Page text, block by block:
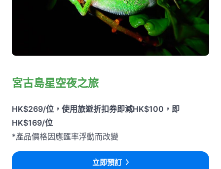
宮古島星空夜之旅
HK$269/位，使用旅遊折扣券即減HK$100，即
HK$169/位
*產品價格因應匯率浮動而改變
立即預訂